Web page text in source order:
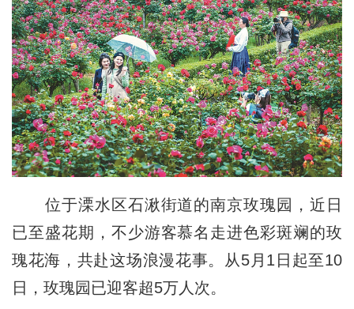
位于溧水区石湫街道的南京玫瑰园，近日
已至盛花期，不少游客慕名走进色彩斑斓的玫
瑰花海，共赴这场浪漫花事。从5月1日起至10
日，玫瑰园已迎客超5万人次。